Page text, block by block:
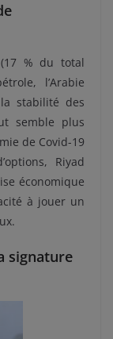
% du total
l’Arabie
stabilité des
semble plus
de Covid-19
Riyad
économique
à jouer un
signature